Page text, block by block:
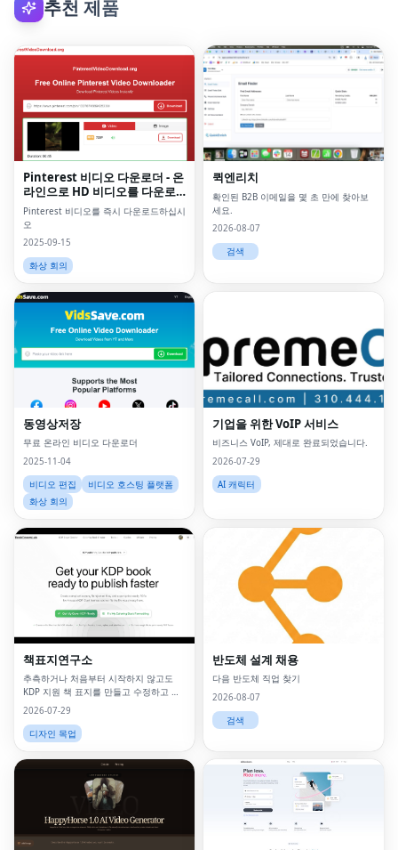
추천 제품
Pinterest 비디오 다운로더 - 온
라인으로 HD 비디오를 다운로
드하십시오
Pinterest 비디오를 즉시 다운로드하십시
오
2025-09-15
화상 회의
퀵엔리치
확인된 B2B 이메일을 몇 초 만에 찾아보
세요.
2026-08-07
검색
동영상저장
무료 온라인 비디오 다운로더
2025-11-04
비디오 편집
비디오 호스팅 플랫폼
화상 회의
기업을 위한 VoIP 서비스
비즈니스 VoIP, 제대로 완료되었습니다.
2026-07-29
AI 캐릭터
책표지연구소
추측하거나 처음부터 시작하지 않고도
KDP 지원 책 표지를 만들고 수정하고 내
보낼 수 있습니다.
2026-07-29
디자인 목업
반도체 설계 채용
다음 반도체 직업 찾기
2026-08-07
검색